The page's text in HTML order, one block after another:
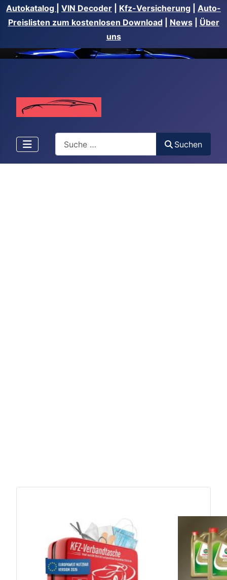
Autokatalog VIN Decoder Kfz-Versicherung
Auto-
Preislisten zum kostenlosen Download| News| Über
uns
Suchen